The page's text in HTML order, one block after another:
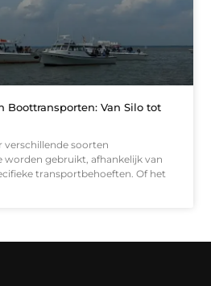
Boottransporten: Van Silo tot
soorten
gebruikt, afhankelijk van
transportbehoeften. Of het